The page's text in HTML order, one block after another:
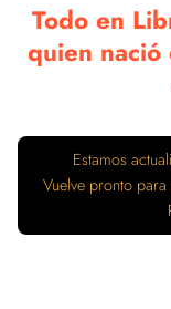
Todo en
quien
Estamos
Vuelve pronto